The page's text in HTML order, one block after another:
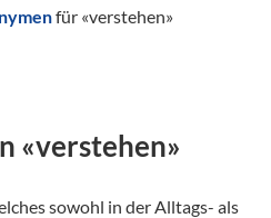
für «verstehen»
«verstehen»
sowohl in der Alltags- als